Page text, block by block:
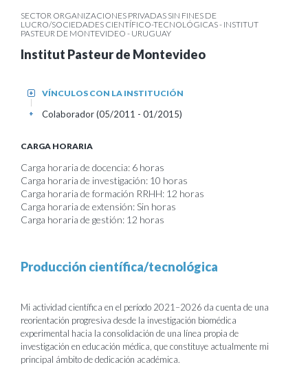
SECTOR ORGANIZACIONES PRIVADAS SIN FINES DE
LUCRO/SOCIEDADES CIENTÍFICO-TECNOLÓGICAS - INSTITUT
PASTEUR DE MONTEVIDEO - URUGUAY
Institut Pasteur de Montevideo
VÍNCULOS CON LA INSTITUCIÓN
+
Colaborador (05/2011 - 01/2015)
+
CARGA HORARIA
Carga horaria de docencia: 6 horas
Carga horaria de investigación: 10 horas
Carga horaria de formación RRHH: 12 horas
Carga horaria de extensión: Sin horas
Carga horaria de gestión: 12 horas
Producción científica/tecnológica
Mi actividad científica en el período 2021–2026 da cuenta de una
reorientación progresiva desde la investigación biomédica
experimental hacia la consolidación de una línea propia de
investigación en educación médica, que constituye actualmente mi
principal ámbito de dedicación académica.